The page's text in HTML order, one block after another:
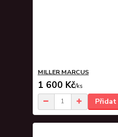
MILLER MARCUS
1 600 Kč/ks